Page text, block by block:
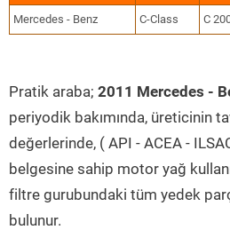
Mercedes - Benz C-Class C
Pratik araba; 2011 Mercedes -
periyodik bakımında, üreticinin
değerlerinde, ( API - ACEA -
belgesine sahip motor yağ
filtre gurubundaki tüm yedek
bulunur.